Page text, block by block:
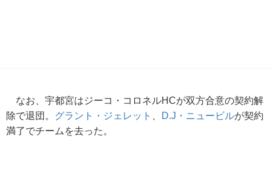
なお、宇都宮はジーコ・コロネルHCが双方合意の契約解
除で退団。 グラント・ジェレット D.J・ニュービルが契約
満了でチームを去った。